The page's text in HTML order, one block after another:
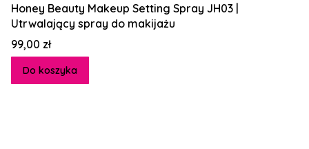
Honey Beauty Makeup Setting Spray JH03 |
Utrwalający spray do makijażu
Cena
99,00 zł
Do koszyka